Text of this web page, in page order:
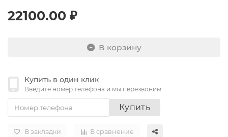
22100.00 ₽
В корзину
Купить в один клик
Введите номер телефона и мы перезвоним
Купить
В закладки В сравнение